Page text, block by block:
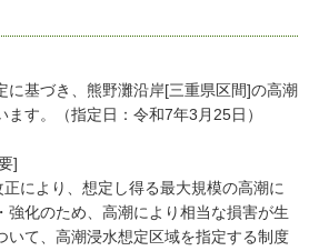
基づき、熊野灘沿岸[三重県区間]の高潮
す。（指定日：令和7年3月25日）
]
により、想定し得る最大規模の高潮に
強化のため、高潮により相当な損害が生
いて、高潮浸水想定区域を指定する制度